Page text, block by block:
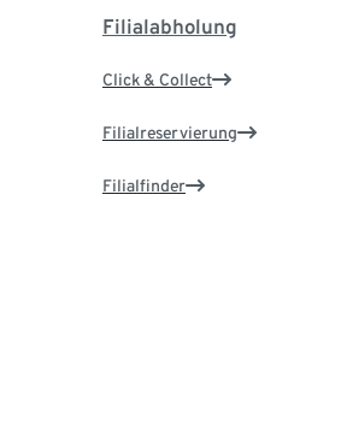
Filialabholung
Click & Collect
Filialreservierung
Filialfinder